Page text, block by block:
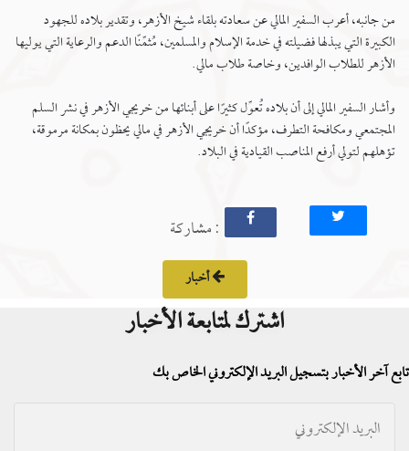
من جانبه، أعرب السفير المالي عن سعادته بلقاء شيخ الأزهر، وتقدير بلاده للجهود
الكبيرة التي يبذلها فضيلته في خدمة الإسلام والمسلمين، مُثمِّنًا الدعم والرعاية التي يوليها
الأزهر للطلاب الوافدين، وخاصة طلاب مالي.
وأشار السفير المالي إلى أن بلاده تُعوِّل كثيرًا على أبنائها من خريجي الأزهر في نشر السلم
المجتمعي ومكافحة التطرف، مؤكدًا أن خريجي الأزهر في مالي يحظون بمكانة مرموقة،
تؤهلهم لتولي أرفع المناصب القيادية في البلاد.
: مشاركة
أخبار
اشترك لمتابعة الأخبار
تابع آخر الأخبار بتسجيل البريد الإلكتروني الخاص بك